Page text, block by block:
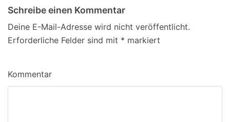
Schreibe einen Kommentar
Deine E-Mail-Adresse wird nicht veröffentlicht.
Erforderliche Felder sind mit * markiert
Kommentar